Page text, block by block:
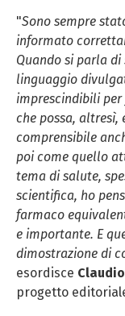
"Sono sempre
informato
Quando si parla
linguaggio
imprescindibili
che possa, altresì,
comprensibile
poi come quello
tema di salute,
scientifica, ho
farmaco
e importante. E
dimostrazione di
esordisce
progetto